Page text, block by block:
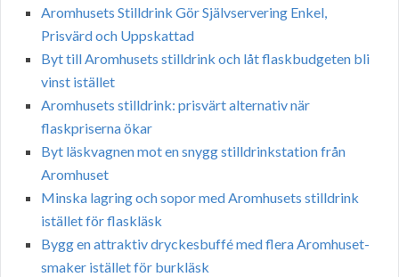
Aromhusets Stilldrink Gör Självservering Enkel,
Prisvärd och Uppskattad
Byt till Aromhusets stilldrink och låt flaskbudgeten bli
vinst istället
Aromhusets stilldrink: prisvärt alternativ när
flaskpriserna ökar
Byt läskvagnen mot en snygg stilldrinkstation från
Aromhuset
Minska lagring och sopor med Aromhusets stilldrink
istället för flaskläsk
Bygg en attraktiv dryckesbuffé med flera Aromhuset-
smaker istället för burkläsk